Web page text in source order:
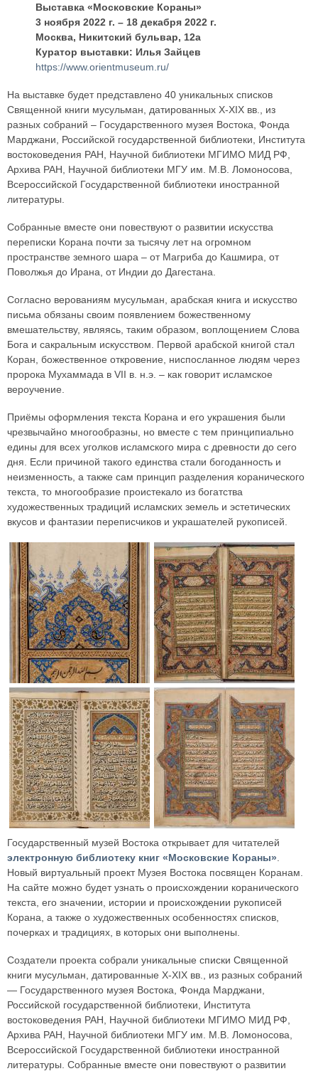
Выставка «Московские Кораны»
3 ноября 2022 г. – 18 декабря 2022 г.
Москва, Никитский бульвар, 12a
Куратор выставки: Илья Зайцев
https://www.orientmuseum.ru/
На выставке будет представлено 40 уникальных списков
Священной книги мусульман, датированных X-XIX вв., из
разных собраний – Государственного музея Востока, Фонда
Марджани, Российской государственной библиотеки, Института
востоковедения РАН, Научной библиотеки МГИМО МИД РФ,
Архива РАН, Научной библиотеки МГУ им. М.В. Ломоносова,
Всероссийской Государственной библиотеки иностранной
литературы.
Собранные вместе они повествуют о развитии искусства
переписки Корана почти за тысячу лет на огромном
пространстве земного шара – от Магриба до Кашмира, от
Поволжья до Ирана, от Индии до Дагестана.
Согласно верованиям мусульман, арабская книга и искусство
письма обязаны своим появлением божественному
вмешательству, являясь, таким образом, воплощением Слова
Бога и сакральным искусством. Первой арабской книгой стал
Коран, божественное откровение, ниспосланное людям через
пророка Мухаммада в VII в. н.э. – как говорит исламское
вероучение.
Приёмы оформления текста Корана и его украшения были
чрезвычайно многообразны, но вместе с тем принципиально
едины для всех уголков исламского мира с древности до сего
дня. Если причиной такого единства стали богоданность и
неизменность, а также сам принцип разделения коранического
текста, то многообразие проистекало из богатства
художественных традиций исламских земель и эстетических
вкусов и фантазии переписчиков и украшателей рукописей.
Государственный музей Востока открывает для читателей
электронную библиотеку книг «Московские Кораны»
Новый виртуальный проект Музея Востока посвящен Коранам.
На сайте можно будет узнать о происхождении коранического
текста, его значении, истории и происхождении рукописей
Корана, а также о художественных особенностях списков,
почерках и традициях, в которых они выполнены.
Создатели проекта собрали уникальные списки Священной
книги мусульман, датированные X-XIX вв., из разных собраний
— Государственного музея Востока, Фонда Марджани,
Российской государственной библиотеки, Института
востоковедения РАН, Научной библиотеки МГИМО МИД РФ,
Архива РАН, Научной библиотеки МГУ им. М.В. Ломоносова,
Всероссийской Государственной библиотеки иностранной
литературы. Собранные вместе они повествуют о развитии